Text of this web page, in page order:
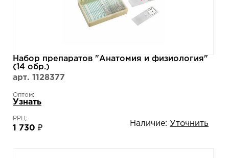
Набор препаратов "Анатомия и физиология"
(14 обр.)
арт. 1128377
Оптом:
Узнать
РРЦ:
1 730 ₽
Наличие: Уточнить